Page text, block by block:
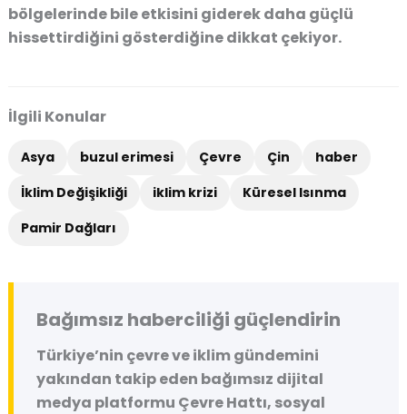
bölgelerinde bile etkisini giderek daha güçlü
hissettirdiğini gösterdiğine dikkat çekiyor.
İlgili Konular
Asya buzul erimesi Çevre Çin
haber
İklim Değişikliği
iklim krizi
Küresel Isınma
Pamir Dağları
Bağımsız haberciliği güçlendirin
Türkiye’nin çevre ve iklim gündemini
yakından takip eden bağımsız dijital
medya platformu Çevre Hattı, sosyal